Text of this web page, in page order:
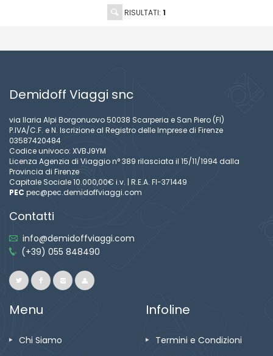
RISULTATI:1
Demidoff Viaggi snc
via Ilaria Alpi Borgonuovo 50038 Scarperia e San Piero (FI)
P.IVA/C.F. e N. Iscrizione al Registro delle Imprese di Firenze
03587420484
Codice univoco: XVBJ9YM
Licenza Agenzia di Viaggio n° 389 rilasciata il 15/11/1994 dalla
Provincia di Firenze
Capitale Sociale 10.000,00€ i.v. | R.E.A. FI-371449
PEC pec@pec.demidoffviaggi.com
Contatti
info@demidoffviaggi.com
(+39) 055 848490
Menu
Chi Siamo
Infoline
Termini e Condizioni